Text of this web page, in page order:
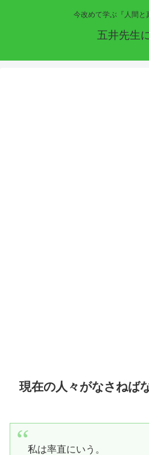
今改めて学ぶ『人間と
五井先生
現在の人々がなさねば
私は率直にいう。